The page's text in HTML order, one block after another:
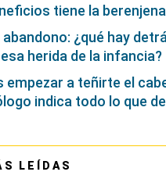
tiene la
abandono: ¿qué hay
herida de la infancia?
empezar a teñirte el
indica todo lo que
LEÍDAS